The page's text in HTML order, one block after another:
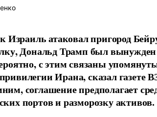
Израиль атаковал пригород
Дональд Трамп был
с этим связаны
Ирана, сказал газете
соглашение предполагает
портов и разморозку активов.